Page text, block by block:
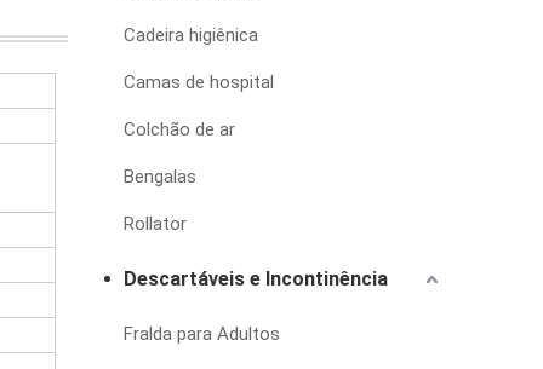
Cadeira higiênica
Camas de hospital
Colchão de ar
Bengalas
Rollator
Descartáveis e Incontinência
Fralda para Adultos